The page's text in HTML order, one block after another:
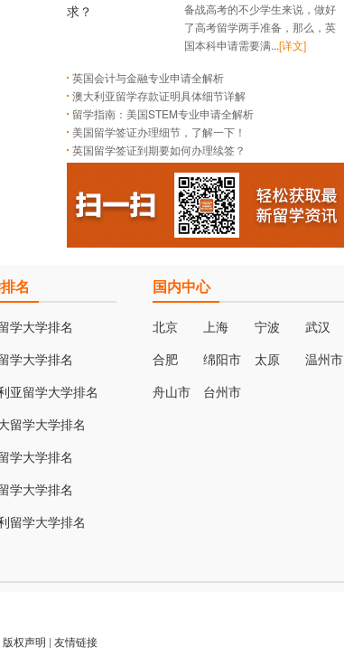
备战高考的不少学生来说，做好
了高考留学两手准备，那么，英
国本科申请需要满...[详文]
英国会计与金融专业申请全解析
澳大利亚留学存款证明具体细节详解
留学指南：美国STEM专业申请全解析
美国留学签证办理细节，了解一下！
英国留学签证到期要如何办理续签？
名
学大学排名
学大学排名
亚留学大学排名
留学大学排名
学大学排名
学大学排名
留学大学排名
国内中心
北京 上海 宁波 武汉
合肥 绵阳市 太原 温州市
舟山市 台州市
版权声明 | 友情链接